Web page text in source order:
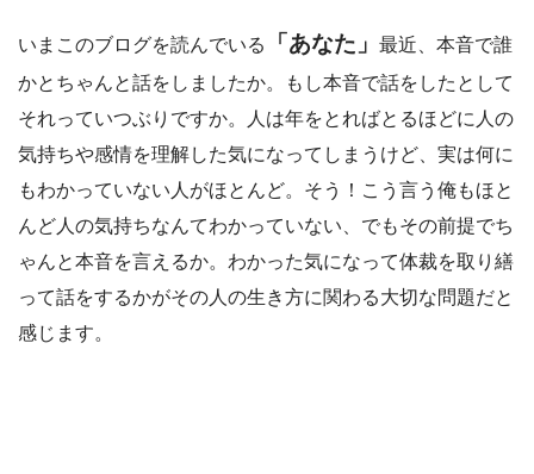
いまこのブログを読んでいる 「あなた」 最近、本音で誰
かとちゃんと話をしましたか。もし本音で話をしたとして
それっていつぶりですか。人は年をとればとるほどに人の
気持ちや感情を理解した気になってしまうけど、実は何に
もわかっていない人がほとんど。そう！こう言う俺もほと
んど人の気持ちなんてわかっていない、でもその前提でち
ゃんと本音を言えるか。わかった気になって体裁を取り繕
って話をするかがその人の生き方に関わる大切な問題だと
感じます。